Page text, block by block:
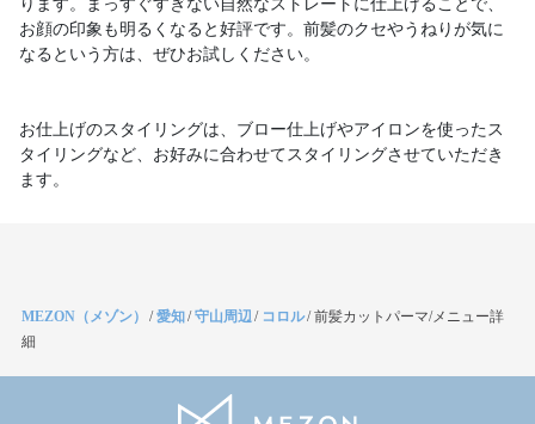
ります。まっすぐすぎない自然なストレートに仕上げることで、
お顔の印象も明るくなると好評です。前髪のクセやうねりが気に
なるという方は、ぜひお試しください。
お仕上げのスタイリングは、ブロー仕上げやアイロンを使ったス
タイリングなど、お好みに合わせてスタイリングさせていただき
ます。
MEZON（メゾン） /愛知/守山周辺/ コロル/前髪カットパーマ/メニュー詳
細